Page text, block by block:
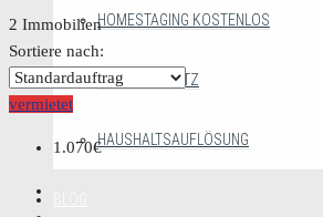
HOMESTAGING KOSTENLOS
MAKLERGESETZ
HAUSHALTSAUFLÖSUNG
2 Immobilien
Sortiere nach:
vermietet
1.070€